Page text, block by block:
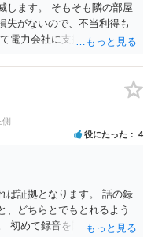
します。 そもそも隣の部屋
失がないので、不当利得も
電力会社に支払拒絶をする
側
役にたった 4
ば証拠となります。 話の録
、どちらとでもとれるよう
初めて録音を聞いた第三者